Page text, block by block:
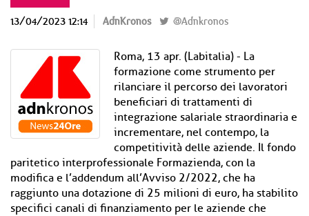
13/04/2023 12:14 AdnKronos @Adnkronos
Roma, 13 apr. (Labitalia) - La
formazione come strumento per
rilanciare il percorso dei lavoratori
beneficiari di trattamenti di
integrazione salariale straordinaria e
incrementare, nel contempo, la
competitività delle aziende. Il fondo
paritetico interprofessionale Formazienda, con la
modifica e l’addendum all’Avviso 2/2022, che ha
raggiunto una dotazione di 25 milioni di euro, ha stabilito
specifici canali di finanziamento per le aziende che